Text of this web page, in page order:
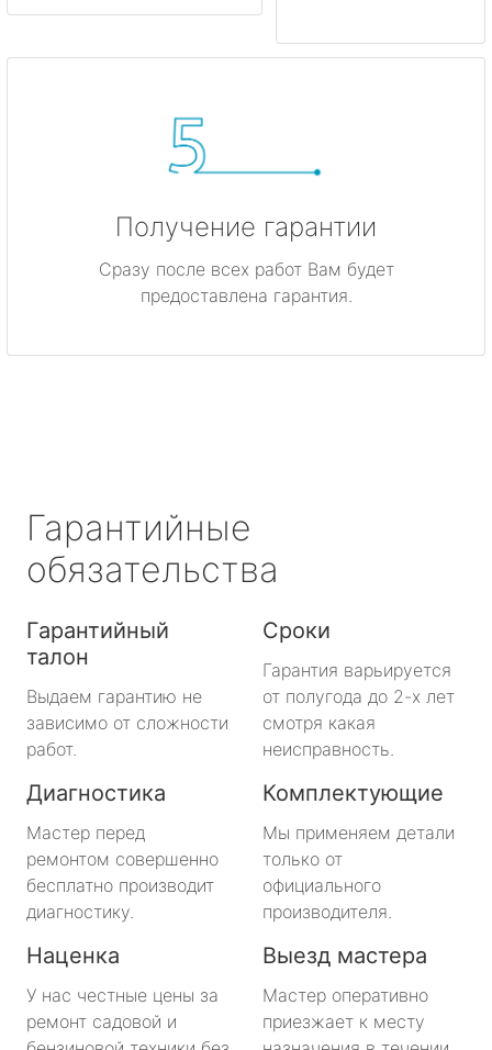
Получение гарантии
Сразу после всех работ Вам будет
предоставлена гарантия.
Гарантийные
обязательства
Гарантийный
талон
Выдаем гарантию не
зависимо от сложности
работ.
Сроки
Гарантия варьируется
от полугода до 2-х лет
смотря какая
неисправность.
Диагностика
Мастер перед
ремонтом совершенно
бесплатно производит
диагностику.
Комплектующие
Мы применяем детали
только от
официального
производителя.
Наценка
У нас честные цены за
ремонт садовой и
Выезд мастера
Мастер оперативно
приезжает к месту